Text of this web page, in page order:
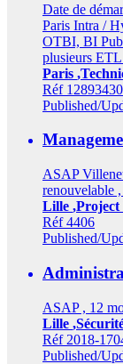
Date de
Paris Intra /
OTBI, BI
plusieurs
Paris
Réf 12893430
Published/
ASAP
renouvelable
Lille ,Project
Réf 4406
Published/
ASAP , 12
Lille
Réf 2018-
Published/